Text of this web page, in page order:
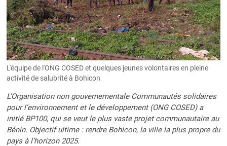
L'équipe de l'ONG COSED et quelques jeunes volontaires en pleine
activité de salubrité à Bohicon
L’Organisation non gouvernementale Communautés solidaires
pour l’environnement et le développement (ONG COSED) a
initié BP100, qui se veut le plus vaste projet communautaire au
Bénin. Objectif ultime : rendre Bohicon, la ville la plus propre du
pays à l’horizon 2025.